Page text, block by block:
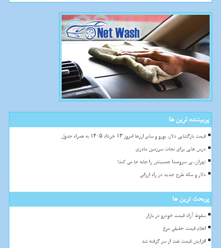
پربیننده ترین ها
قیمت بازگشایی دلار، یورو و سایر ارزها امروز ۱۳ خرداد ۱۴۰۵ به همراه جدول
درس هایی برای نجات سرزمین مادری
تهران، بی سروصدا جمعیتش را جابه جا می کند!
دلار و سکه طرح جدید در راه ارزانی
پربحث ترین ها
سقوط آزاد قیمت خودرو در بازار
اعلام قیمت حقیقی مرغ
افزایش قیمت نفت از سر گرفته شد